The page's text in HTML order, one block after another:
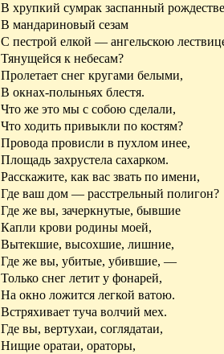
В хрупкий сумрак заспанный
В мандариновый сезам
С пестрой елкой — ангельскою
Тянущейся к небесам?
Пролетает снег кругами белыми,
В окнах-полыньях блестя.
Что же это мы с собою сделали,
Что ходить привыкли по костям?
Провода провисли в пухлом инее,
Площадь захрустела сахарком.
Расскажите, как вас звать по имени,
Где ваш дом — расстрельный полигон?
Где же вы, зачеркнутые, бывшие
Капли крови родины моей,
Вытекшие, высохшие, лишние,
Где же вы, убитые, убившие, —
Только снег летит у фонарей,
На окно ложится легкой ватою.
Встряхивает туча волчий мех.
Где вы, вертухаи, соглядатаи,
Нищие оратаи, ораторы,